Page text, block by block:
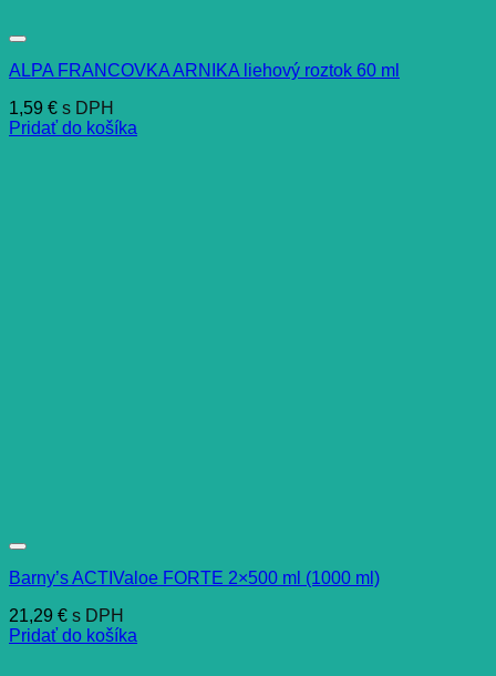
ALPA FRANCOVKA ARNIKA liehový roztok 60 ml
1,59 € s DPH
Pridať do košíka
Barny’s ACTIValoe FORTE 2×500 ml (1000 ml)
21,29 € s DPH
Pridať do košíka